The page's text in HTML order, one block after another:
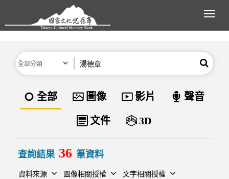
跳到主要內容區塊
展
分類 搜尋
資料類型
全部 圖像 影片 聲音
文件 3D
查詢結果 36 筆資料
資料來源 圖像相關授權 文字相關授權